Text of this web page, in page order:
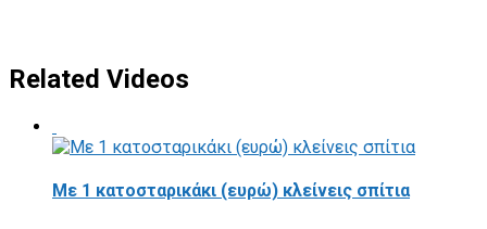
Related Videos
Με 1 κατοσταρικάκι (ευρώ) κλείνεις σπίτια